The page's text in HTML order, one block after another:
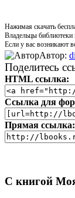
Нажимая скачать
Владельцы библиотеки
Если у вас возникают
Автор:
Поделитесь
HTML ссылка:
Ссылка для
Прямая ссылка:
С книгой